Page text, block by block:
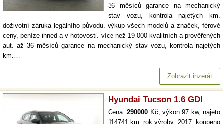
36 měsíců garance na mechanický
stav vozu, kontrola najetých km.
doživotní záruka legálního původu. výkup všech modelů a značek, férové
ceny, peníze ihned a v hotovosti. více než 19 000 kvalitních a prověřených
aut. až 36 měsíců garance na mechanický stav vozu, kontrola najetých
km.…
Zobrazit inzerát
Hyundai Tucson 1.6 GDI
Cena:290000 Kč, výkon 97 kw, najeto
114741 km, rok výroby: 2017, koupeno